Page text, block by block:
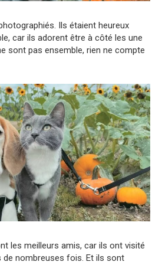
Ils étaient heureux
car ils adorent être à côté les une
sont pas ensemble, rien ne compte
les meilleurs amis, car ils ont visité
de nombreuses fois. Et ils sont